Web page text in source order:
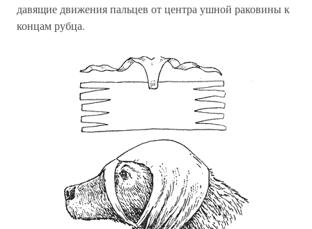
давящие движения пальцев от центра ушной раковины к
концам рубца.